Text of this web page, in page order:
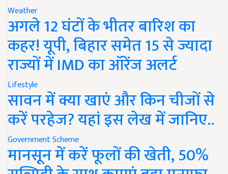
Weather
अगले 12 घंटों के भीतर बारिश का
कहर! यूपी, बिहार समेत 15 से ज्यादा
राज्यों में IMD का ऑरेंज अलर्ट
Lifestyle
सावन में क्या खाएं और किन चीजों से
करें परहेज? यहां इस लेख में जानिए..
Government Scheme
मानसून में करें फूलों की खेती, 50%